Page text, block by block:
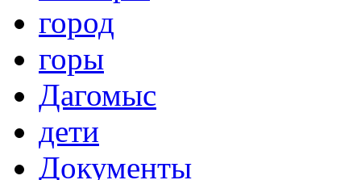
город
горы
Дагомыс
дети
Документы